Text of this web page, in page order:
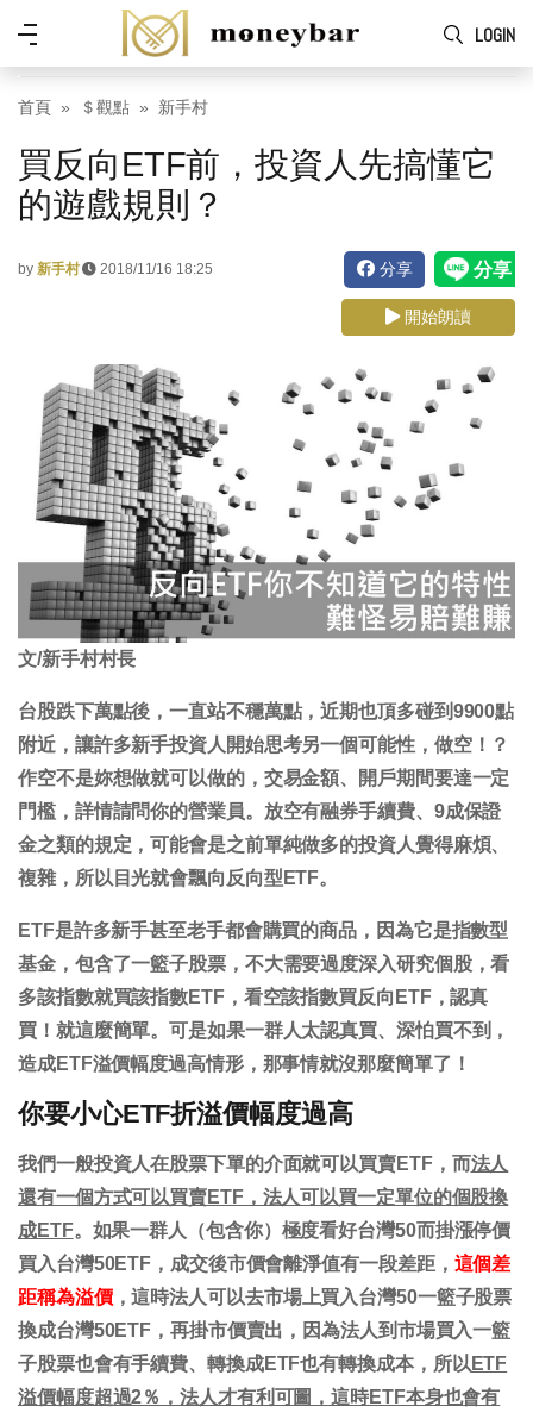
Skip to main content
LOGIN
功
能
表
首頁 ＄觀點 新手村
買反向ETF前，投資人先搞懂它
的遊戲規則？
by 新手村 2018/11/16 18:25 分享
開始朗讀
文/新手村村長
台股跌下萬點後，一直站不穩萬點，近期也頂多碰到9900點
附近，讓許多新手投資人開始思考另一個可能性，做空！？
作空不是妳想做就可以做的，交易金額、開戶期間要達一定
門檻，詳情請問你的營業員。放空有融券手續費、9成保證
金之類的規定，可能會是之前單純做多的投資人覺得麻煩、
複雜，所以目光就會飄向反向型ETF。
ETF是許多新手甚至老手都會購買的商品，因為它是指數型
基金，包含了一籃子股票，不大需要過度深入研究個股，看
多該指數就買該指數ETF，看空該指數買反向ETF，認真
買！就這麼簡單。可是如果一群人太認真買、深怕買不到，
造成ETF溢價幅度過高情形，那事情就沒那麼簡單了！
你要小心ETF折溢價幅度過高
我們一般投資人在股票下單的介面就可以買賣ETF，而法人
還有一個方式可以買賣ETF，法人可以買一定單位的個股換
成ETF。如果一群人（包含你）極度看好台灣50而掛漲停價
買入台灣50ETF，成交後市價會離淨值有一段差距， 這個差
距稱為溢價，這時法人可以去市場上買入台灣50一籃子股票
換成台灣50ETF，再掛市價賣出，因為法人到市場買入一籃
子股票也會有手續費、轉換成ETF也有轉換成本，所以ETF
溢價幅度超過2％，法人才有利可圖，這時ETF本身也會有